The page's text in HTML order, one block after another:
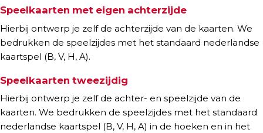
Speelkaarten met eigen achterzijde
Hierbij ontwerp je zelf de achterzijde van de kaarten. We
bedrukken de speelzijdes met het standaard nederlandse
kaartspel (B, V, H, A).
Speelkaarten tweezijdig
Hierbij ontwerp je zelf de achter- en speelzijde van de
kaarten. We bedrukken de speelzijdes met het standaard
nederlandse kaartspel (B, V, H, A) in de hoeken en in het